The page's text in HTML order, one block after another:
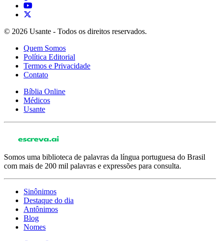
© 2026 Usante - Todos os direitos reservados.
Quem Somos
Política Editorial
Termos e Privacidade
Contato
Bíblia Online
Médicos
Usante
Somos uma biblioteca de palavras da língua portuguesa do Brasil
com mais de 200 mil palavras e expressões para consulta.
Sinônimos
Destaque do dia
Antônimos
Blog
Nomes